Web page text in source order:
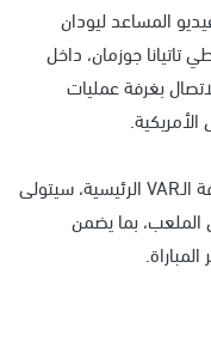
المساعد ليودان
تاتيانا جوزمان، داخل
بغرفة عمليات
وأشارت إلى أنه في حال انقطاع الاتصال بغرفة الـVAR الرئيسية، سيتولى
الملعب، بما يضمن